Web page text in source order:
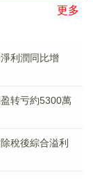
更多
利潤同比增
转亏約5300萬
稅後綜合溢利